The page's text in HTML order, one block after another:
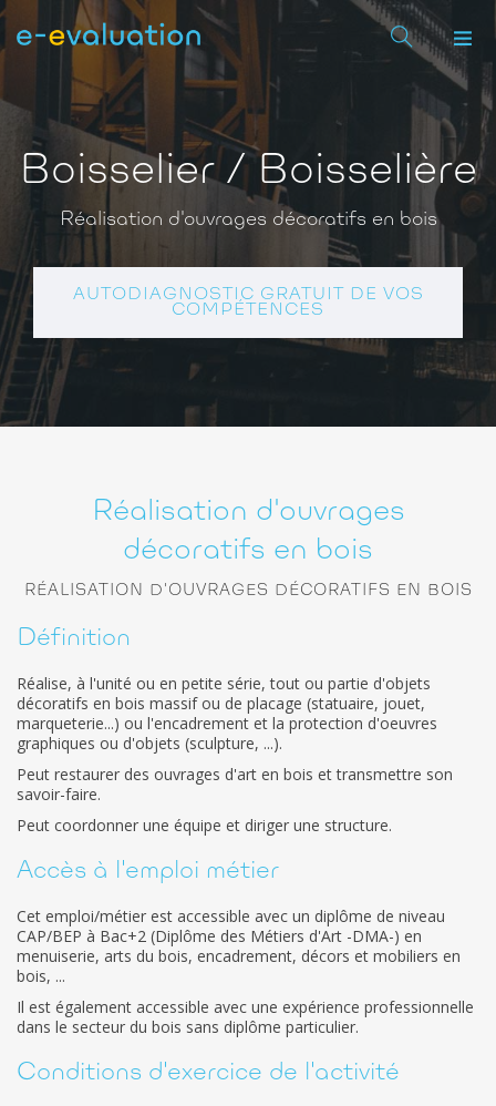
Boisselier / Boisselière
Réalisation d'ouvrages décoratifs en bois
AUTODIAGNOSTIC GRATUIT DE VOS
COMPÉTENCES
Réalisation d'ouvrages
décoratifs en bois
RÉALISATION D'OUVRAGES DÉCORATIFS EN BOIS
Définition
Réalise, à l'unité ou en petite série, tout ou partie d'objets
décoratifs en bois massif ou de placage (statuaire, jouet,
marqueterie...) ou l'encadrement et la protection d'oeuvres
graphiques ou d'objets (sculpture, ...).
Peut restaurer des ouvrages d'art en bois et transmettre son
savoir-faire.
Peut coordonner une équipe et diriger une structure.
Accès à l'emploi métier
Cet emploi/métier est accessible avec un diplôme de niveau
CAP/BEP à Bac+2 (Diplôme des Métiers d'Art -DMA-) en
menuiserie, arts du bois, encadrement, décors et mobiliers en
bois, ...
Il est également accessible avec une expérience professionnelle
dans le secteur du bois sans diplôme particulier.
Conditions d'exercice de l'activité